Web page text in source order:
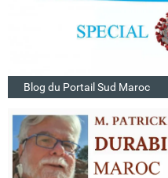
Blog du Portail Sud Maroc